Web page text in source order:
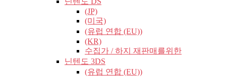
(JP)
(미국)
(유럽​​ 연합 (EU))
(KR)
수집가 / 하지 재판매를위한
닌텐도 3DS
(유럽​​ 연합 (EU))